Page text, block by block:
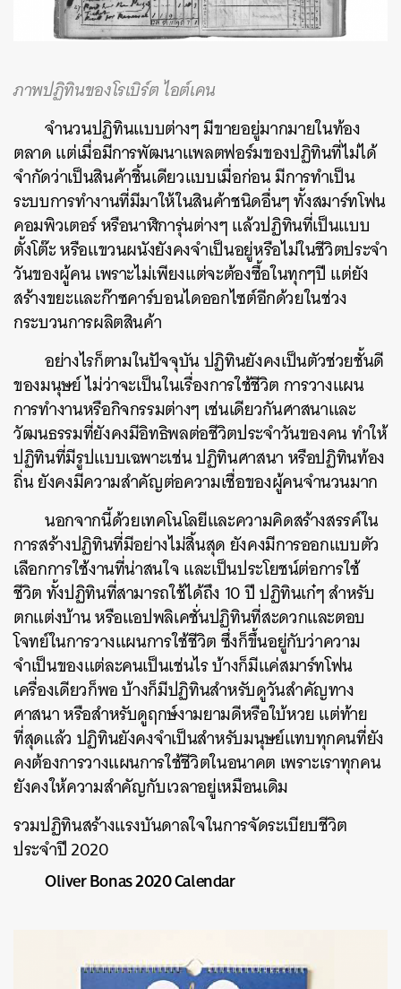
ภาพปฏิทินของโรเบิร์ต ไอต์เคน
จำนวนปฏิทินแบบต่างๆมีขายอยู่มากมายในท้อง
ตลาดแต่เมื่อมีการพัฒนาแพลตฟอร์มของปฏิทินที่ไม่ได้
จำกัดว่าเป็นสินค้าชิ้นเดียวแบบเมื่อก่อนมีการทำเป็น
ระบบการทำงานที่มีมาให้ในสินค้าชนิดอื่นๆ ทั้งสมาร์ทโฟน
คอมพิวเตอร์หรือนาฬิการุ่นต่างๆแล้วปฏิทินที่เป็นแบบ
ตั้งโต๊ะหรือแขวนผนังยังคงจำเป็นอยู่หรือไม่ในชีวิตประจำ
วันของผู้คนเพราะไม่เพียงแต่จะต้องซื้อในทุกๆปี แต่ยัง
สร้างขยะและก๊าซคาร์บอนไดออกไซต์อีกด้วยในช่วง
กระบวนการผลิตสินค้า
อย่างไรก็ตามในปัจจุบันปฏิทินยังคงเป็นตัวช่วยชั้นดี
ของมนุษย์ ไม่ว่าจะเป็นในเรื่องการใช้ชีวิตการวางแผน
การทำงานหรือกิจกรรมต่างๆ เช่นเดียวกันศาสนาและ
วัฒนธรรมที่ยังคงมีอิทธิพลต่อชีวิตประจำวันของคนทำให้
ปฏิทินที่มีรูปแบบเฉพาะเช่น ปฏิทินศาสนาหรือปฏิทินท้อง
ถิ่นยังคงมีความสำคัญต่อความเชื่อของผู้คนจำนวนมาก
นอกจากนี้ด้วยเทคโนโลยีและความคิดสร้างสรรค์ใน
การสร้างปฏิทินที่มีอย่างไม่สิ้นสุดยังคงมีการออกแบบตัว
เลือกการใช้งานที่น่าสนใจและเป็นประโยชน์ต่อการใช้
ชีวิตทั้งปฏิทินที่สามารถใช้ได้ถึง10ปีปฏิทินเก๋ๆ สำหรับ
ตกแต่งบ้านหรือแอปพลิเคชั่นปฏิทินที่สะดวกและตอบ
โจทย์ในการวางแผนการใช้ชีวิตซึ่งก็ขึ้นอยู่กับว่าความ
จำเป็นของแต่ละคนเป็นเช่นไรบ้างก็มีแค่สมาร์ทโฟน
เครื่องเดียวก็พอบ้างก็มีปฏิทินสำหรับดูวันสำคัญทาง
ศาสนาหรือสำหรับดูฤกษ์งามยามดีหรือใบ้หวยแต่ท้าย
ที่สุดแล้ว ปฏิทินยังคงจำเป็นสำหรับมนุษย์แทบทุกคนที่ยัง
คงต้องการวางแผนการใช้ชีวิตในอนาคต เพราะเราทุกคน
ยังคงให้ความสำคัญกับเวลาอยู่เหมือนเดิม
รวมปฏิทินสร้างแรงบันดาลใจในการจัดระเบียบชีวิต
ประจำปี2020
Oliver Bonas 2020 Calendar